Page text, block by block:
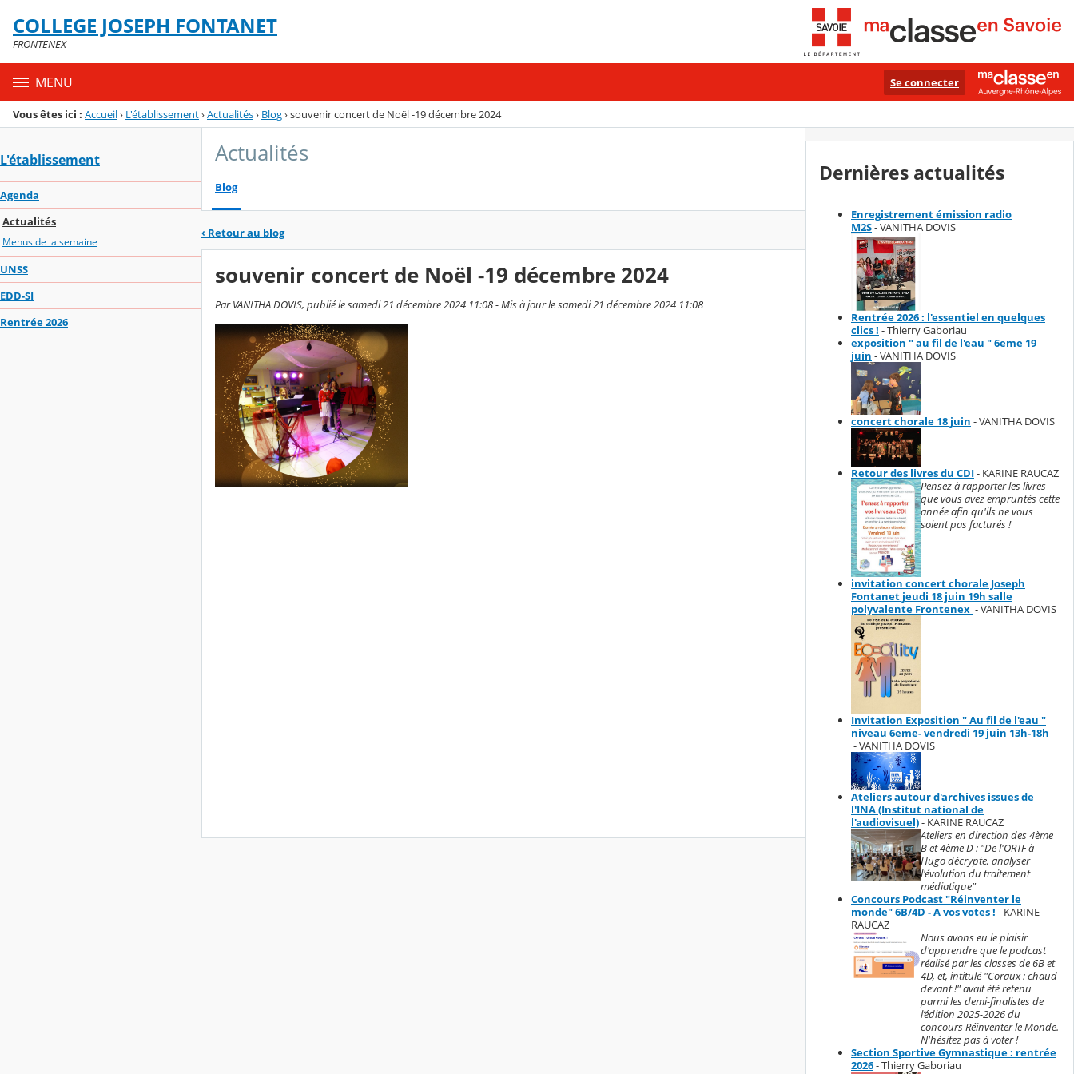
Menu de la rubrique
Contenu
COLLEGE JOSEPH FONTANET
FRONTENEX
MENU Se connecter
Vous êtes ici : Accueil› L'établissement›Actualités› Blog›souvenir concert de Noël -19 décembre 2024
L'établissement
Agenda
Actualités
Menus de la semaine
UNSS
EDD-SI
Rentrée 2026
Actualités
Blog
‹ Retour au blog
souvenir concert de Noël -19 décembre 2024
Par VANITHA DOVIS, publié le samedi 21 décembre 2024 11:08 - Mis à jour le samedi 21 décembre 2024 11:08
Dernières actualités
Enregistrement émission radio
M2S- VANITHA DOVIS
Rentrée 2026 : l'essentiel en quelques
clics ! - Thierry Gaboriau
exposition " au fil de l'eau " 6eme 19
juin - VANITHA DOVIS
concert chorale 18 juin - VANITHA DOVIS
Retour des livres du CDI- KARINE RAUCAZ
Pensez à rapporter les livres
que vous avez empruntés cette
année afin qu'ils ne vous
soient pas facturés !
invitation concert chorale Joseph
Fontanet jeudi 18 juin 19h salle
polyvalente Frontenex - VANITHA DOVIS
Invitation Exposition " Au fil de l'eau "
niveau 6eme- vendredi 19 juin 13h-18h
- VANITHA DOVIS
Ateliers autour d'archives issues de
l'INA (Institut national de
l'audiovisuel)- KARINE RAUCAZ
Ateliers en direction des 4ème
B et 4ème D : "De l'ORTF à
Hugo décrypte, analyser
l'évolution du traitement
médiatique"
Concours Podcast "Réinventer le
monde" 6B/4D - A vos votes ! - KARINE
RAUCAZ
Nous avons eu le plaisir
d'apprendre que le podcast
réalisé par les classes de 6B et
4D, et, intitulé "Coraux : chaud
devant !" avait été retenu
parmi les demi-finalistes de
l’édition 2025-2026 du
concours Réinventer le Monde.
N'hésitez pas à voter !
Section Sportive Gymnastique : rentrée
2026- Thierry Gaboriau